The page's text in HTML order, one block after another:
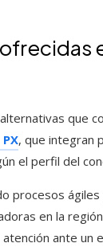
que
, que integran
el perfil del
procesos
en la
ante un